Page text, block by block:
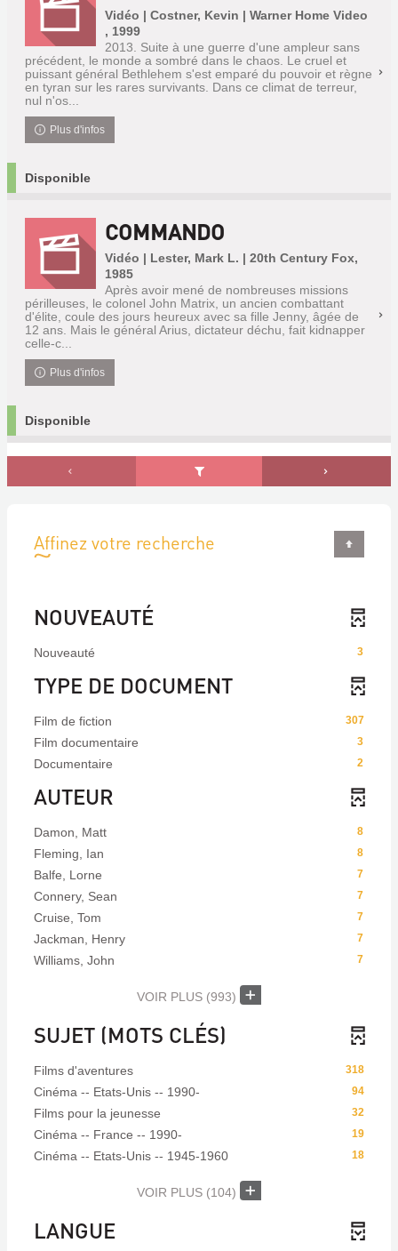
Vidéo | Costner, Kevin | Warner Home Video
, 1999
2013. Suite à une guerre d'une ampleur sans
précédent, le monde a sombré dans le chaos. Le cruel et
puissant général Bethlehem s'est emparé du pouvoir et règne
en tyran sur les rares survivants. Dans ce climat de terreur,
nul n'os...
Plus d'infos
Disponible
COMMANDO
Vidéo | Lester, Mark L. | 20th Century Fox,
1985
Après avoir mené de nombreuses missions
périlleuses, le colonel John Matrix, un ancien combattant
d'élite, coule des jours heureux avec sa fille Jenny, âgée de
12 ans. Mais le général Arius, dictateur déchu, fait kidnapper
celle-c...
Plus d'infos
Disponible
Affinez votre recherche
NOUVEAUTÉ
3
Nouveauté
TYPE DE DOCUMENT
307
Film de fiction
3
Film documentaire
2
Documentaire
AUTEUR
8
Damon, Matt
8
Fleming, Ian
7
Balfe, Lorne
7
Connery, Sean
7
Cruise, Tom
7
Jackman, Henry
7
Williams, John
VOIR PLUS (993)
SUJET (MOTS CLÉS)
318
Films d'aventures
94
Cinéma -- Etats-Unis -- 1990-
32
Films pour la jeunesse
19
Cinéma -- France -- 1990-
18
Cinéma -- Etats-Unis -- 1945-1960
VOIR PLUS (104)
LANGUE